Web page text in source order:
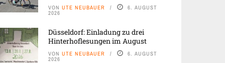
VON UTE NEUBAUER 6. AUGUST
2026
Düsseldorf: Einladung zu drei
Hinterhoflesungen im August
VON UTE NEUBAUER 6. AUGUST
2026